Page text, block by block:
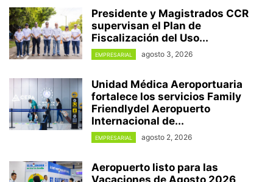
Presidente y Magistrados CCR
supervisan el Plan de
Fiscalización del Uso...
EMPRESARIAL agosto 3, 2026
Unidad Médica Aeroportuaria
fortalece los servicios Family
Friendlydel Aeropuerto
Internacional de...
EMPRESARIAL agosto 2, 2026
Aeropuerto listo para las
Vacaciones de Agosto 2026